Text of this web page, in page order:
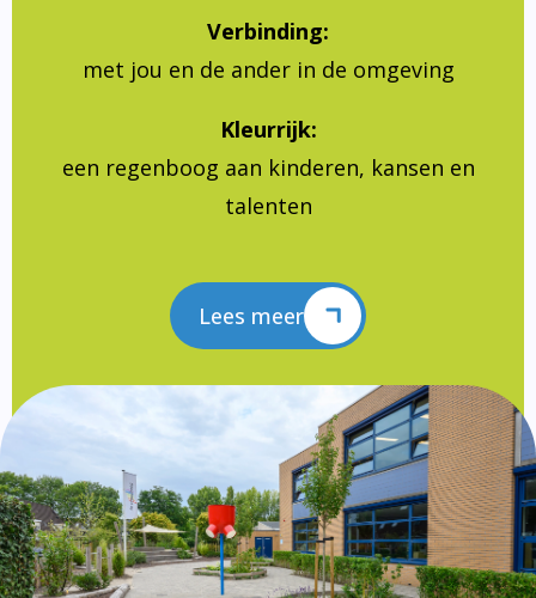
Verbinding:
met jou en de ander in de omgeving
Kleurrijk:
een regenboog aan kinderen, kansen en
talenten
Lees meer